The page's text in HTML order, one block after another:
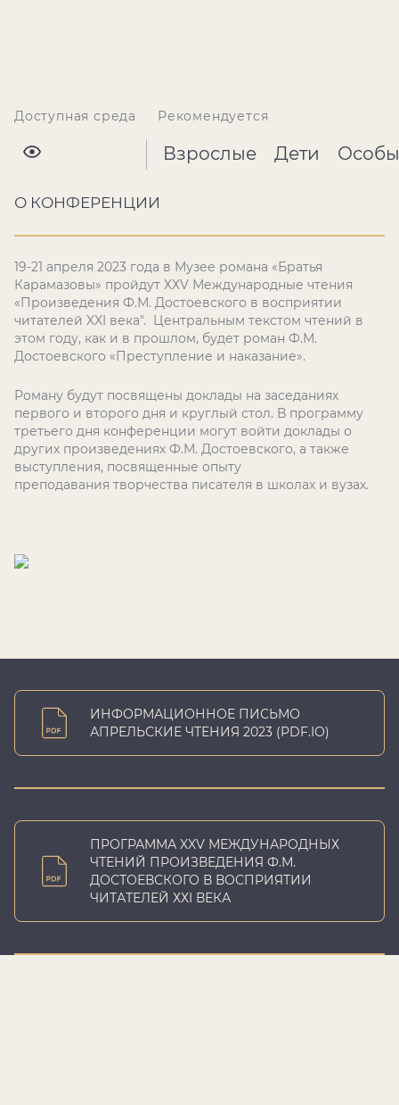
Доступная среда Рекомендуется
Взрослые Дети
О КОНФЕРЕНЦИИ
19-21 апреля 2023 года в Музее романа «Братья
Карамазовы» пройдут ХХV Международные чтения
«Произведения Ф.М. Достоевского в восприятии
читателей XXI века". Центральным текстом чтений в
этом году, как и в прошлом, будет роман Ф.М.
Достоевского «Преступление и наказание».
Роману будут посвящены доклады на заседаниях
первого и второго дня и круглый стол. В программу
третьего дня конференции могут войти доклады о
других произведениях Ф.М. Достоевского, а также
выступления, посвященные опыту
преподавания творчества писателя в школах и вузах.
ИНФОРМАЦИОННОЕ ПИСЬМО
АПРЕЛЬСКИЕ ЧТЕНИЯ 2023 (PDF.IO)
ПРОГРАММА XXV МЕЖДУНАРОДНЫХ
ЧТЕНИЙ ПРОИЗВЕДЕНИЯ Ф.М.
ДОСТОЕВСКОГО В ВОСПРИЯТИИ
ЧИТАТЕЛЕЙ ХХI ВЕКА